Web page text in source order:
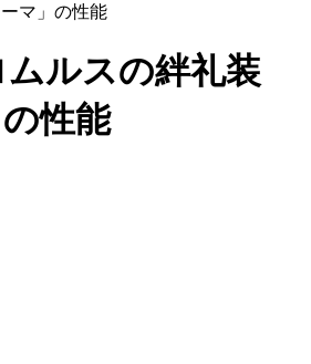
マ」の性能
ムルスの絆礼装
の性能